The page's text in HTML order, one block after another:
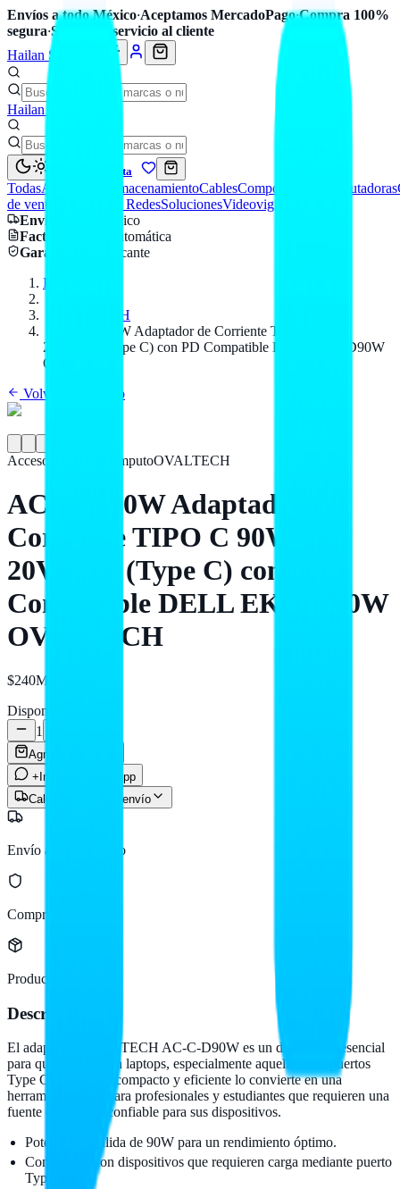
Envíos a todo México·Aceptamos MercadoPago·Compra 100%
segura·Soporte y servicio al cliente
Hailan Store
Hailan Store
Mi cuenta
TodasAccesorios AlmacenamientoCablesComponentes Computadoras
de venta
Seguridad y RedesSolucionesVideovigilancia
Envío
a todo México
Factura CFDI
automática
Garantía
de fabricante
Inicio
OVALTECH
AC-C-D90W Adaptador de Corriente TIPO C 90W
20V/4.5A (Type C) con PD Compatible DELL EKC-D90W
OVALTECH
Volver al catálogo
Accesorios para CómputoOVALTECH
AC-C-D90W Adaptador de
Corriente TIPO C 90W
20V/4.5A (Type C) con PD
Compatible DELL EKC-D90W
OVALTECH
$240MXN
Disponible
1
Agregar al carrito
+Info por WhatsApp
Calcular costo de envío
Envío a todo México
Compra protegida
Producto original
Descripción
El adaptador OVALTECH AC-C-D90W es un dispositivo esencial
para quienes utilizan laptops, especialmente aquellos con puertos
Type C. Su diseño compacto y eficiente lo convierte en una
herramienta ideal para profesionales y estudiantes que requieren una
fuente de energía confiable para sus dispositivos.
Potencia de salida de 90W para un rendimiento óptimo.
Compatible con dispositivos que requieren carga mediante puerto
Type C.